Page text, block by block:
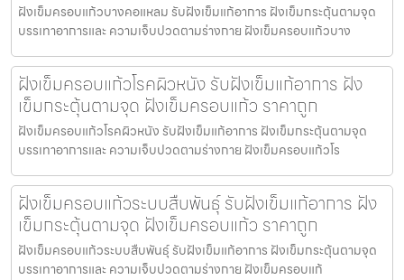
ฝังเข็มครอบแก้วบางคอแหลม รับฝังเข็มแก้อาการ ฝังเข็มกระตุ้นตามจุด
บรรเทาอาการและ ความเจ็บปวดตามร่างกาย ฝังเข็มครอบแก้วบาง
ฝังเข็มครอบแก้วโรคผิวหนัง รับฝังเข็มแก้อาการ ฝัง
เข็มกระตุ้นตามจุด ฝังเข็มครอบแก้ว ราคาถูก
ฝังเข็มครอบแก้วโรคผิวหนัง รับฝังเข็มแก้อาการ ฝังเข็มกระตุ้นตามจุด
บรรเทาอาการและ ความเจ็บปวดตามร่างกาย ฝังเข็มครอบแก้วโร
ฝังเข็มครอบแก้วระบบสืบพันธุ์ รับฝังเข็มแก้อาการ ฝัง
เข็มกระตุ้นตามจุด ฝังเข็มครอบแก้ว ราคาถูก
ฝังเข็มครอบแก้วระบบสืบพันธุ์ รับฝังเข็มแก้อาการ ฝังเข็มกระตุ้นตามจุด
บรรเทาอาการและ ความเจ็บปวดตามร่างกาย ฝังเข็มครอบแก้